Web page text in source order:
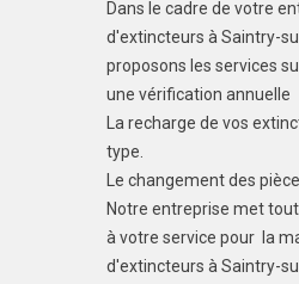
Dans le cadre de votre
d'extincteurs à Saintry-
proposons les services
une vérification annuelle
La recharge de vos
type.
Le changement des
Notre entreprise met
à votre service pour la
d'extincteurs à Saintry-